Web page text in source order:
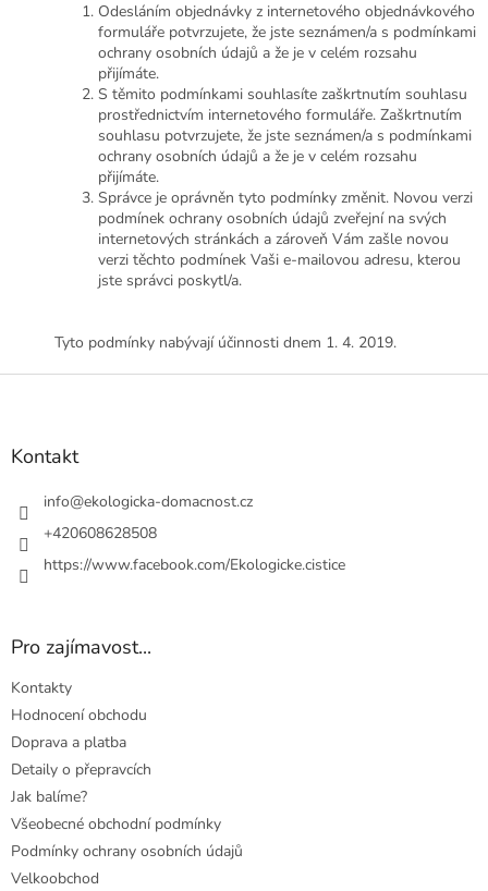
Odesláním objednávky z internetového objednávkového
formuláře potvrzujete, že jste seznámen/a s podmínkami
ochrany osobních údajů a že je v celém rozsahu
přijímáte.
S těmito podmínkami souhlasíte zaškrtnutím souhlasu
prostřednictvím internetového formuláře. Zaškrtnutím
souhlasu potvrzujete, že jste seznámen/a s podmínkami
ochrany osobních údajů a že je v celém rozsahu
přijímáte.
Správce je oprávněn tyto podmínky změnit. Novou verzi
podmínek ochrany osobních údajů zveřejní na svých
internetových stránkách a zároveň Vám zašle novou
verzi těchto podmínek Vaši e-mailovou adresu, kterou
jste správci poskytl/a.
Tyto podmínky nabývají účinnosti dnem 1. 4. 2019.
Z
Kontakt
info@ekologicka-domacnost.cz
+420608628508
https://www.facebook.com/Ekologicke.cistice
Pro zajímavost...
Kontakty
Hodnocení obchodu
Doprava a platba
Detaily o přepravcích
Jak balíme?
Všeobecné obchodní podmínky
Podmínky ochrany osobních údajů
Velkoobchod